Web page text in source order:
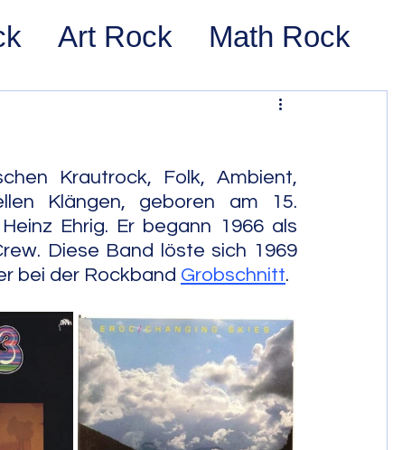
Art Rock Math Rock
Rock Alternative Rock
Rock/Indie Pop Pop
Acid Jazz Swing
Hard Bop Modal
Krautrock, Folk, Ambient,
Klängen, geboren am 15.
Ehrig. Er begann 1966 als
Diese Band löste sich 1969
bei der Rockband Grobschnitt.